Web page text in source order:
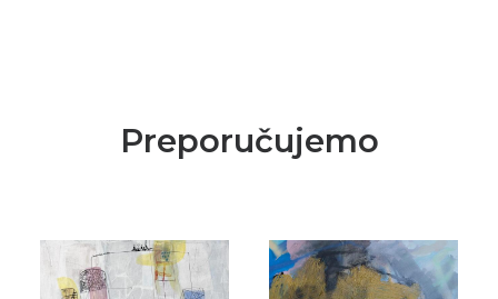
Preporučujemo